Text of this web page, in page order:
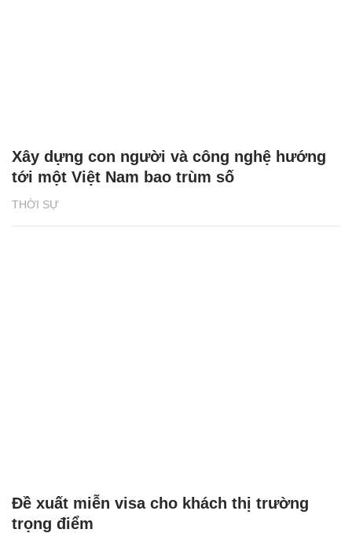
THỜI SỰ
Xây dựng con người và công nghệ hướng
tới một Việt Nam bao trùm số
Đề xuất miễn visa cho khách thị trường
trọng điểm